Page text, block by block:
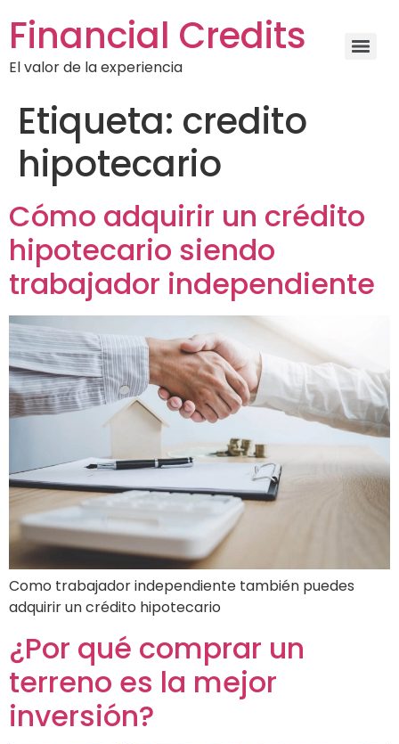
Financial Credits
El valor de la experiencia
Etiqueta: credito
hipotecario
Cómo adquirir un crédito
hipotecario siendo
trabajador independiente
Como trabajador independiente también puedes
adquirir un crédito hipotecario
¿Por qué comprar un
terreno es la mejor
inversión?